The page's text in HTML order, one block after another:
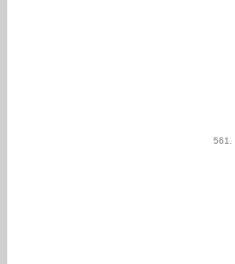
561.